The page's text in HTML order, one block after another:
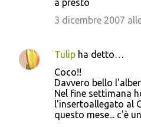
a presto
3 dicembre 2007
Tulip ha detto…
Coco!!
Davvero bello
Nel fine settimana
l'insertoallegato al
questo mese... c'è